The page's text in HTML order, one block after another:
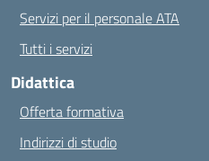
Servizi per il personale ATA
Tutti i servizi
Didattica
Offerta formativa
Indirizzi di studio